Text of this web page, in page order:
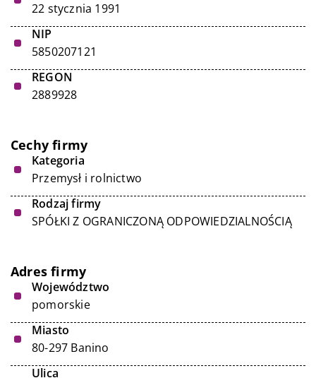
22 stycznia 1991
NIP
5850207121
REGON
2889928
Cechy firmy
Kategoria
Przemysł i rolnictwo
Rodzaj firmy
SPÓŁKI Z OGRANICZONĄ ODPOWIEDZIALNOŚCIĄ
Adres firmy
Województwo
pomorskie
Miasto
80-297 Banino
Ulica